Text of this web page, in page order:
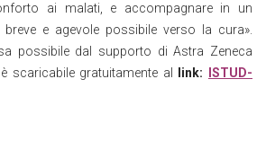
ai malati, e accompagnare in un
e agevole possibile verso la cura».
possibile dal supporto di Astra Zeneca
scaricabile gratuitamente al
link:
ISTUD-